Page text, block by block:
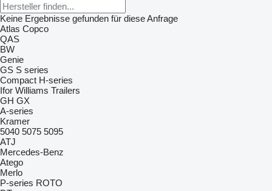
Keine Ergebnisse gefunden für diese Anfrage
Atlas Copco
QAS
BW
Genie
GS S series
Compact H-series
Ifor Williams Trailers
GH GX
A-series
Kramer
5040 5075 5095
ATJ
Mercedes-Benz
Atego
Merlo
P-series ROTO